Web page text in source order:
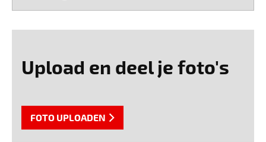
Upload en deel je foto's
FOTO UPLOADEN